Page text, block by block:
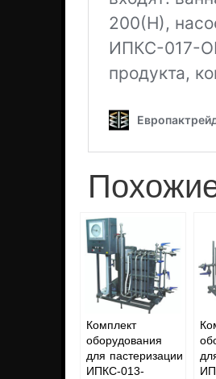
Комплект
оборудования
для пастеризации
ИПКС-013-